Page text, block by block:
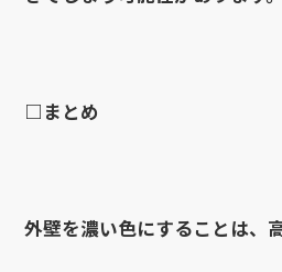
□まとめ
外壁を濃い色にすることは、